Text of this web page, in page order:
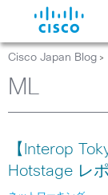
Cisco Japan Blog >
ML
【Interop
Hotstage レ